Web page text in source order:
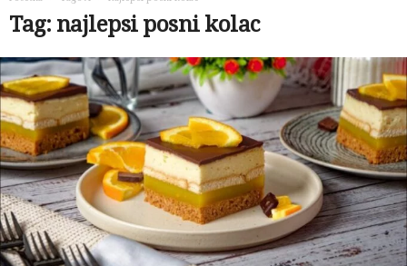
Tag: najlepsi posni kolac